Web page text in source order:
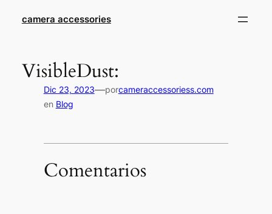
camera accessories
VisibleDust:
Dic 23, 2023—porcameraccessoriess.com
en Blog
Comentarios